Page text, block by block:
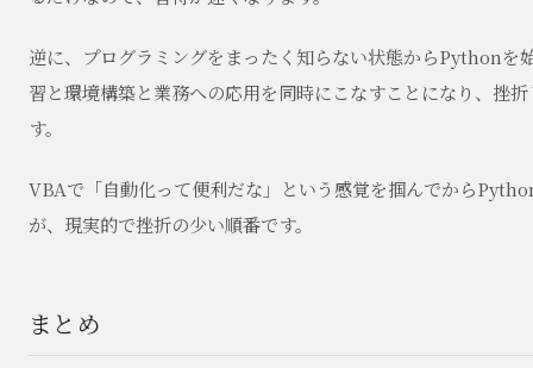
逆に、プログラミングをまったく知らない状態からPythonを
習と環境構築と業務への応用を同時にこなすことになり、挫
す。
VBAで「自動化って便利だな」という感覚を掴んでから
が、現実的で挫折の少い順番です。
まとめ